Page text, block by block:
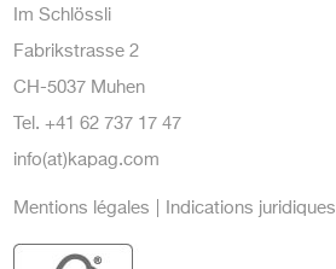
Im Schlössli
Fabrikstrasse 2
CH-5037 Muhen
Tel. +41 62 737 17 47
info(at)kapag.com
Mentions légales Indications juridiques